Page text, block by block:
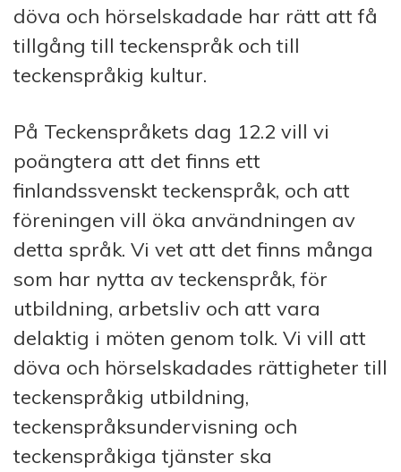
döva och hörselskadade har rätt att få
tillgång till teckenspråk och till
teckenspråkig kultur.
På Teckenspråkets dag 12.2 vill vi
poängtera att det finns ett
finlandssvenskt teckenspråk, och att
föreningen vill öka användningen av
detta språk. Vi vet att det finns många
som har nytta av teckenspråk, för
utbildning, arbetsliv och att vara
delaktig i möten genom tolk. Vi vill att
döva och hörselskadades rättigheter till
teckenspråkig utbildning,
teckenspråksundervisning och
teckenspråkiga tjänster ska